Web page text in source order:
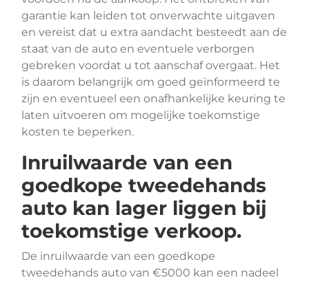
garantie kan leiden tot onverwachte uitgaven
en vereist dat u extra aandacht besteedt aan de
staat van de auto en eventuele verborgen
gebreken voordat u tot aanschaf overgaat. Het
is daarom belangrijk om goed geïnformeerd te
zijn en eventueel een onafhankelijke keuring te
laten uitvoeren om mogelijke toekomstige
kosten te beperken.
Inruilwaarde van een
goedkope tweedehands
auto kan lager liggen bij
toekomstige verkoop.
De inruilwaarde van een goedkope
tweedehands auto van €5000 kan een nadeel